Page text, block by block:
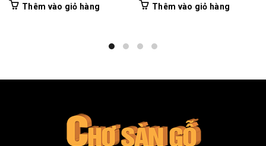
Thêm vào giỏ hàng Thêm vào giỏ hàng